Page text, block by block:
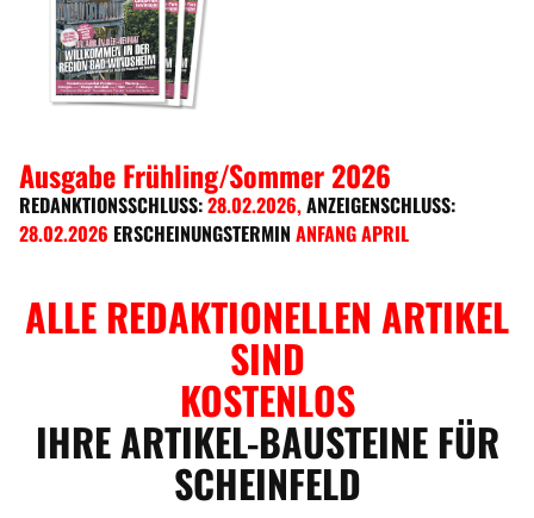
Ausgabe Frühling/Sommer 2026
REDANKTIONSSCHLUSS:28.02.2026,ANZEIGENSCHLUSS:
28.02.2026 ERSCHEINUNGSTERMIN ANFANG APRIL
ALLE REDAKTIONELLEN ARTIKEL
SIND
KOSTENLOS
IHRE ARTIKEL-BAUSTEINE FÜR
SCHEINFELD